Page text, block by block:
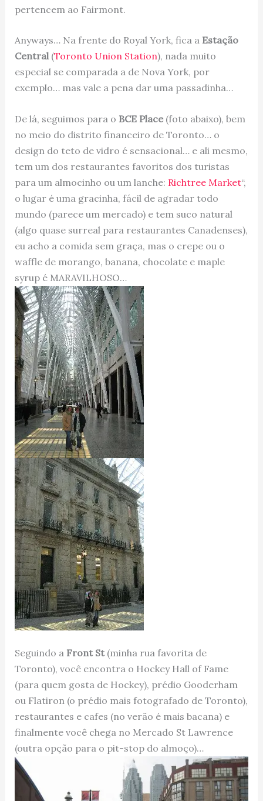
pertencem ao Fairmont.
Anyways… Na frente do Royal York, fica a Estação
Central (Toronto Union Station), nada muito
especial se comparada a de Nova York, por
exemplo… mas vale a pena dar uma passadinha…
De lá, seguimos para o BCE Place (foto abaixo), bem
no meio do distrito financeiro de Toronto… o
design do teto de vidro é sensacional… e ali mesmo,
tem um dos restaurantes favoritos dos turistas
para um almocinho ou um lanche: Richtree Market“,
o lugar é uma gracinha, fácil de agradar todo
mundo (parece um mercado) e tem suco natural
(algo quase surreal para restaurantes Canadenses),
eu acho a comida sem graça, mas o crepe ou o
waffle de morango, banana, chocolate e maple
syrup é MARAVILHOSO…
Seguindo a Front St(minha rua favorita de
Toronto), você encontra o Hockey Hall of Fame
(para quem gosta de Hockey), prédio Gooderham
ou Flatiron (o prédio mais fotografado de Toronto),
restaurantes e cafes (no verão é mais bacana) e
finalmente você chega no Mercado St Lawrence
(outra opção para o pit-stop do almoço)…